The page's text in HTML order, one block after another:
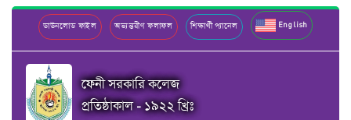
ডাউনলোড ফাইল অভ্যন্তরীণ ফলাফল শিক্ষার্থী প্যানেল English
ফেনী সরকারি কলেজ
প্রতিষ্ঠাকাল - ১৯২২ খ্রিঃ